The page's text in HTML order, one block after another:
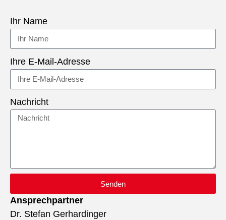
Ihr Name
Ihre E-Mail-Adresse
Nachricht
Senden
Ansprechpartner
Dr. Stefan Gerhardinger